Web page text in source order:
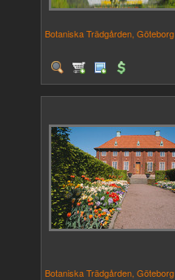
Botaniska Trädgården, Göteborg
Botaniska Trädgården, Göteborg